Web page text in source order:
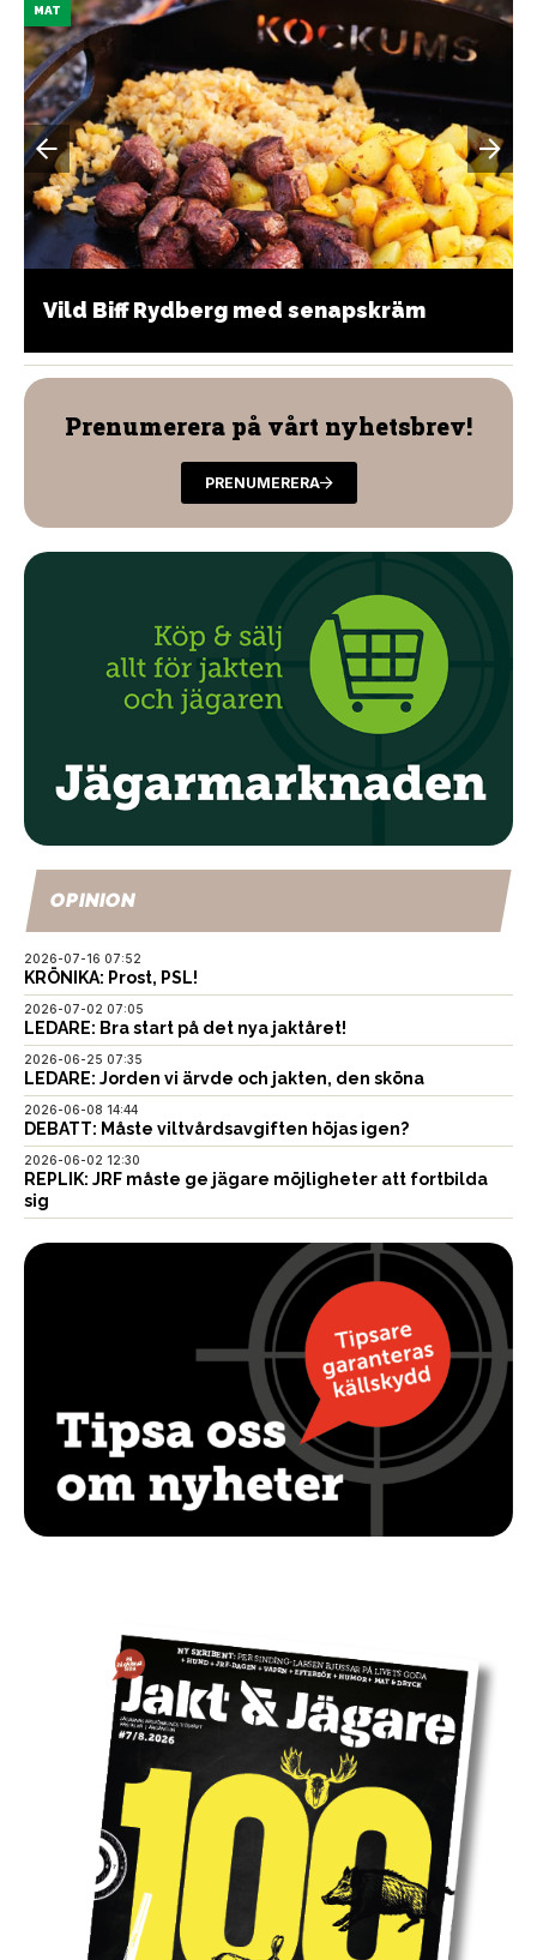
MAT
Vild Biff Rydberg med senapskräm
Prenumerera på vårt nyhetsbrev!
PRENUMERERA
OPINION
2026-07-16 07:52
KRÖNIKA: Prost, PSL!
2026-07-02 07:05
LEDARE: Bra start på det nya jaktåret!
2026-06-25 07:35
LEDARE: Jorden vi ärvde och jakten, den sköna
2026-06-08 14:44
DEBATT: Måste viltvårdsavgiften höjas igen?
2026-06-02 12:30
REPLIK: JRF måste ge jägare möjligheter att fortbilda
sig